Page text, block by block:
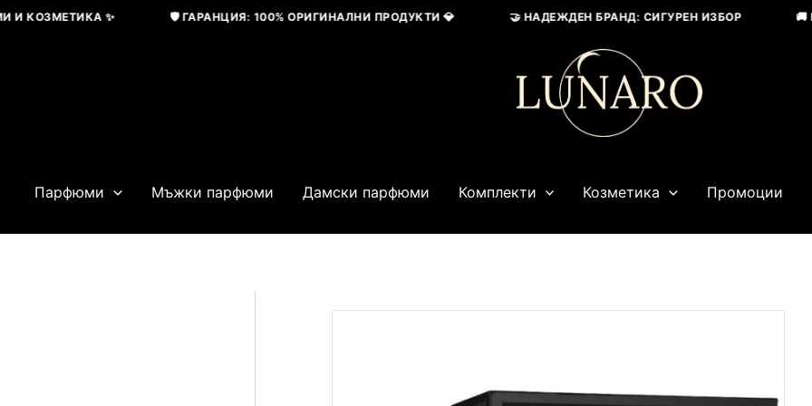
Skip
Парфюми Мъжки парфюми Дамски парфюми Комплекти Козметика Промоции
69,02
✨ 🛡️ ГАРАНЦИЯ: 100% ОРИГИНАЛНИ ПРОДУКТИ 💎 🤝 НАДЕЖДЕН БРАНД: СИГУРЕН ИЗБОР 🚚